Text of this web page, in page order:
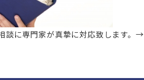
談に専門家が真摯に対応致します。→